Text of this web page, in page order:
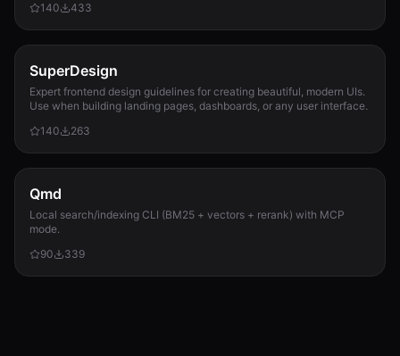
140
433
SuperDesign
Expert frontend design guidelines for creating beautiful, modern UIs.
Use when building landing pages, dashboards, or any user interface.
140
263
Qmd
Local search/indexing CLI (BM25 + vectors + rerank) with MCP
mode.
90
339